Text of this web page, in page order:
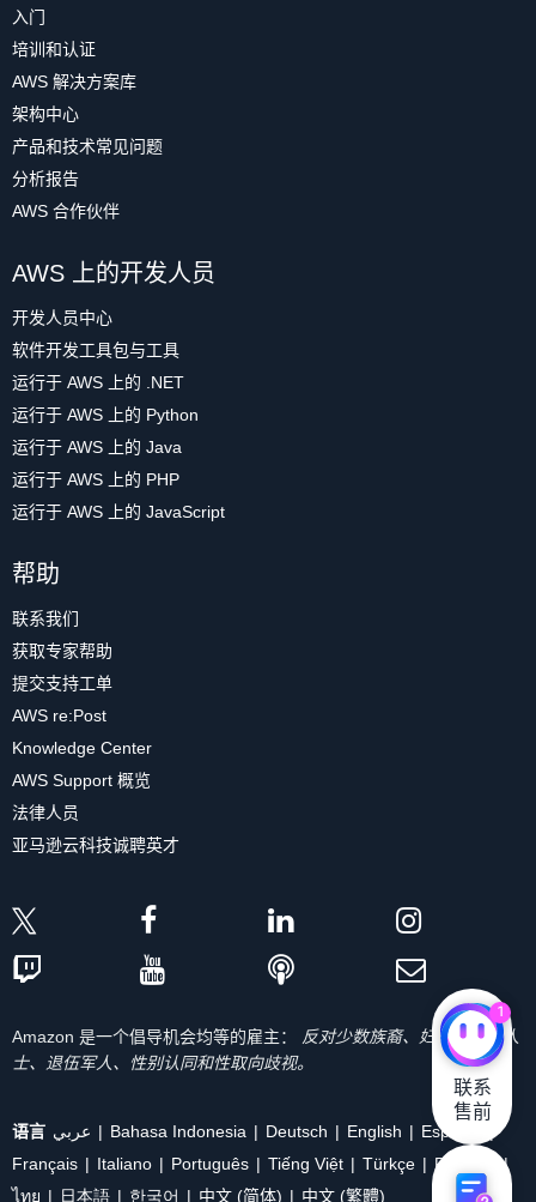
入门
培训和认证
AWS 解决方案库
架构中心
产品和技术常见问题
分析报告
AWS 合作伙伴
AWS 上的开发人员
开发人员中心
软件开发工具包与工具
运行于 AWS 上的 .NET
运行于 AWS 上的 Python
运行于 AWS 上的 Java
运行于 AWS 上的 PHP
运行于 AWS 上的 JavaScript
帮助
联系我们
获取专家帮助
提交支持工单
AWS re:Post
Knowledge Center
AWS Support 概览
法律人员
亚马逊云科技诚聘英才
Amazon 是一个倡导机会均等的雇主：
反对少数族裔、妇女、残疾人
士、退伍军人、性别认同和性取向歧视。
语言 عربي Bahasa Indonesia Deutsch English
Español
Français
Italiano Português Tiếng Việt Türkçe
Ρусский
ไทย
日本語 한국어 中文 (简体) 中文 (繁體)
1
联系
售前